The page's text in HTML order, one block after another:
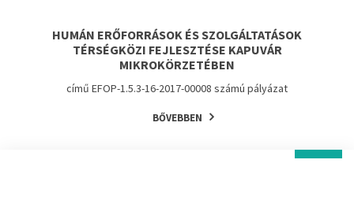
HUMÁN ERŐFORRÁSOK ÉS SZOLGÁLTATÁSOK
TÉRSÉGKÖZI FEJLESZTÉSE KAPUVÁR
MIKROKÖRZETÉBEN
című EFOP-1.5.3-16-2017-00008 számú pályázat
BŐVEBBEN